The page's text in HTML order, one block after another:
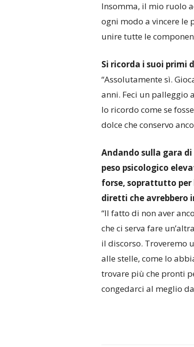
Insomma, il mio ruolo
ogni modo a vincere le
unire tutte le
Si ricorda i suoi primi
“Assolutamente sì.
anni. Feci un
lo ricordo come se
dolce che conservo
Andando sulla gara
peso psicologico
forse, soprattutto per
diretti che avrebbero
“Il fatto di non aver
che ci serva fare
il discorso. Troveremo
alle stelle, come lo
trovare più che pronti
congedarci al meglio